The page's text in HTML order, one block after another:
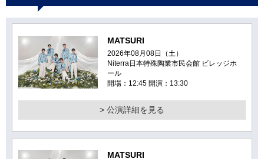
MATSURI
2026年08月08日（土）
Niterra日本特殊陶業市民会館 ビレッジホ
ール
開場：12:45 開演：13:30
> 公演詳細を見る
MATSURI